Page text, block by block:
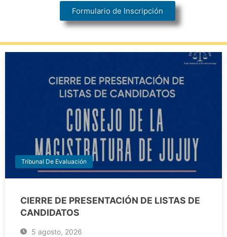
Formulario de Inscripción
Tribunal De Evaluación
CIERRE DE PRESENTACIÓN DE LISTAS DE
CANDIDATOS
5 agosto, 2026